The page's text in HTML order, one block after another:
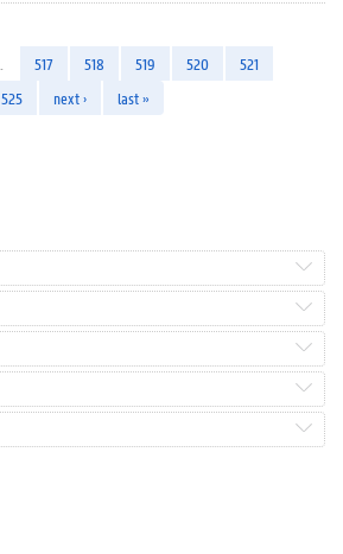
517 518 519 520
521
525 next › last »